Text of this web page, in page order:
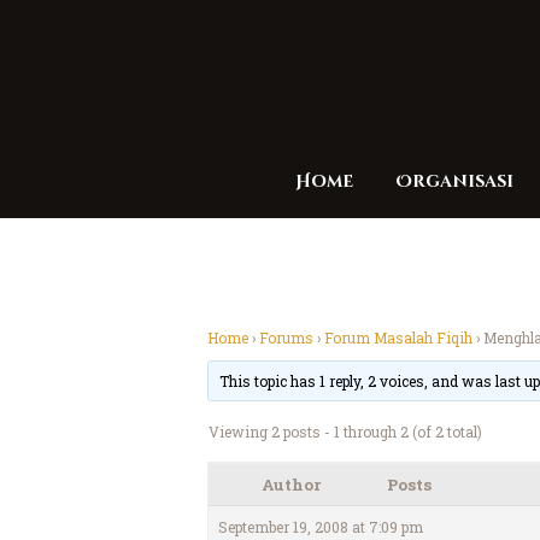
Home Organisasi
Home›Forums ›Forum Masalah Fiqih ›
This topic has 1 reply, 2 voices, and was last
Viewing 2 posts - 1 through 2 (of 2 total)
Author Posts
September 19, 2008 at 7:09 pm